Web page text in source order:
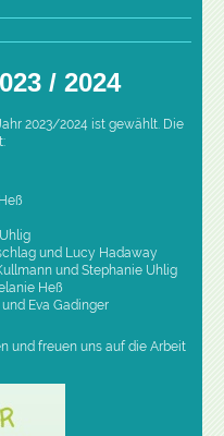
/ 2024
2023/2024 ist gewählt. Die
und Lucy Hadaway
und Stephanie Uhlig
Heß
Eva Gadinger
und freuen uns auf die Arbeit